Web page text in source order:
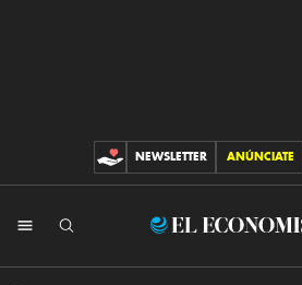
CONTRIBUCIONES
NEWSLETTER ANÚNCIATE
El